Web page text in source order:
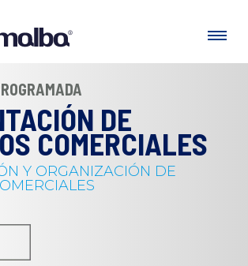
DE
COMERCIALES
Y ORGANIZACIÓN DE